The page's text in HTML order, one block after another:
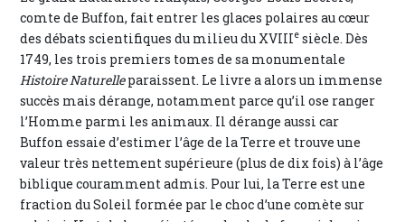
comte de Buffon, fait entrer les glaces polaires au cœur
des débats scientifiques du milieu du XVIIIe siècle. Dès
1749, les trois premiers tomes de sa monumentale
Histoire Naturelleparaissent. Le livre a alors un immense
succès mais dérange, notamment parce qu’il ose ranger
l’Homme parmi les animaux. Il dérange aussi car
Buffon essaie d’estimer l’âge de la Terre et trouve une
valeur très nettement supérieure (plus de dix fois) à l’âge
biblique couramment admis. Pour lui, la Terre est une
fraction du Soleil formée par le choc d’une comète sur